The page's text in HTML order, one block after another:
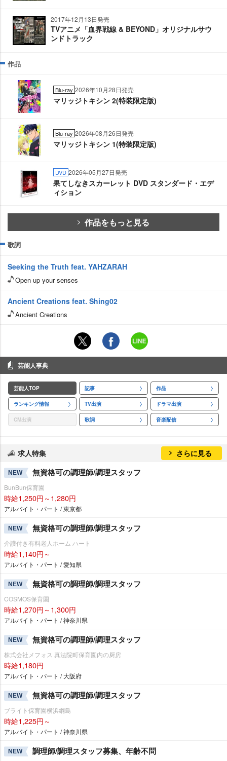
2017年12月13日発売
TVアニメ「血界戦線 & BEYOND」オリジナルサウ
ンドトラック
作品
Blu-ray 2026年10月28日発売
マリッジトキシン 2(特装限定版)
Blu-ray 2026年08月26日発売
マリッジトキシン 1(特装限定版)
DVD 2026年05月27日発売
果てしなきスカーレット DVD スタンダード・エデ
ィション
作品をもっと見る
歌詞
Seeking the Truth feat. YAHZARAH
Open up your senses
Ancient Creations feat. Shing02
Ancient Creations
芸能人事典
芸能人TOP 記事 作品
ランキング情報 TV出演 ドラマ出演
CM出演 歌詞 音楽配信
求人特集 さらに見る
NEW 無資格可の調理師/調理スタッフ
BunBun保育園
時給1,250円～1,280円
アルバイト・パート / 東京都
NEW 無資格可の調理師/調理スタッフ
介護付き有料老人ホーム ハート
時給1,140円～
アルバイト・パート / 愛知県
NEW 無資格可の調理師/調理スタッフ
COSMOS保育園
時給1,270円～1,300円
アルバイト・パート / 神奈川県
NEW 無資格可の調理師/調理スタッフ
株式会社メフォス 真法院町保育園内の厨房
時給1,180円
アルバイト・パート / 大阪府
NEW 無資格可の調理師/調理スタッフ
ブライト保育園横浜綱島
時給1,225円～
アルバイト・パート / 神奈川県
NEW 調理師/調理スタッフ募集、年齢不問